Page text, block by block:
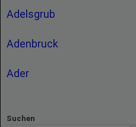
Adelsgrub
Adenbruck
Ader
Suchen